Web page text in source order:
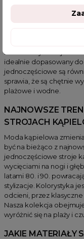
ich uniwersalności i
stroje kąpielowe
szczególnie ważne dla
różnorodnym krojom i
idealnie dopasowany
jednoczęściowe są
sprawia, że są chętnie
plażowe i wodne.
NAJNOWSZE
STROJACH
Moda kąpielowa
być na bieżąco z
jednoczęściowe stroje
wycięciami na nogi i
latami 80. i 90.
stylizacje. Kolorystyka
odcieni, przez
Nasza kolekcja
wyróżnić się na plaży i
JAKIE MATERIAŁY